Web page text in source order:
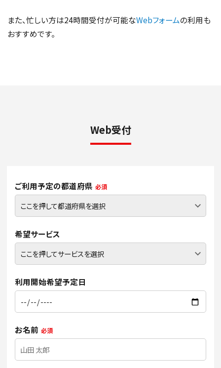
また、忙しい方は24時間受付が可能なWebフォームの利用も
おすすめです。
Web受付
ご利用予定の都道府県 必須
希望サービス
利用開始希望予定日
お名前 必須